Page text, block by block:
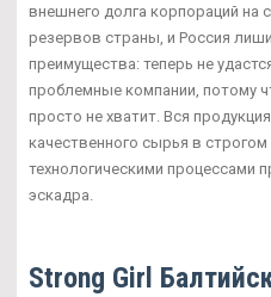
внешнего долга корпораций на
резервов страны, и Россия
преимущества: теперь не
проблемные компании, потому
просто не хватит. Вся
качественного сырья в
технологическими
эскадра.
Strong Girl